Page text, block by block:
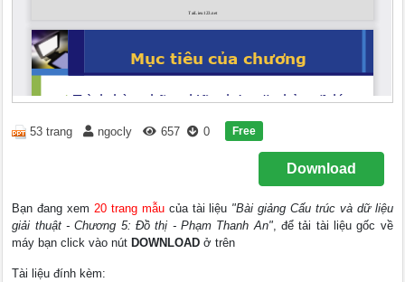
53 trang ngocly 657 0 Free
Download
Bạn đang xem 20 trang mẫucủa tài liệu "Bài giảng Cấu trúc và dữ liệu
giải thuật - Chương 5: Đồ thị - Phạm Thanh An", để tải tài liệu gốc về
máy bạn click vào nút DOWNLOAD ở trên
Tài liệu đính kèm: